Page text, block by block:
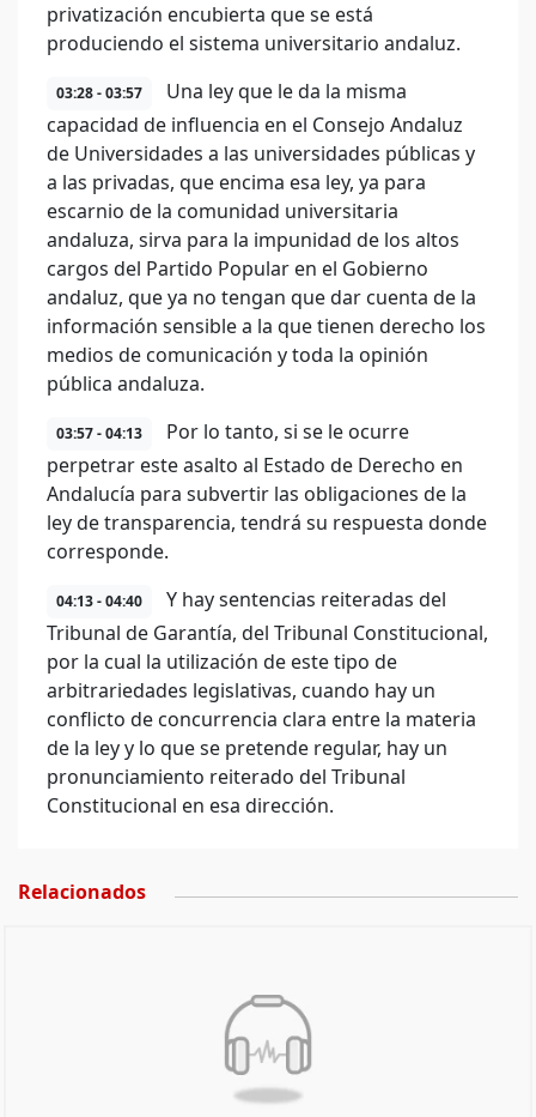
privatización encubierta que se está
produciendo el sistema universitario andaluz.
03:28 - 03:57
Una ley que le da la misma
capacidad de influencia en el Consejo Andaluz
de Universidades a las universidades públicas y
a las privadas, que encima esa ley, ya para
escarnio de la comunidad universitaria
andaluza, sirva para la impunidad de los altos
cargos del Partido Popular en el Gobierno
andaluz, que ya no tengan que dar cuenta de la
información sensible a la que tienen derecho los
medios de comunicación y toda la opinión
pública andaluza.
03:57 - 04:13
Por lo tanto, si se le ocurre
perpetrar este asalto al Estado de Derecho en
Andalucía para subvertir las obligaciones de la
ley de transparencia, tendrá su respuesta donde
corresponde.
04:13 - 04:40
Y hay sentencias reiteradas del
Tribunal de Garantía, del Tribunal Constitucional,
por la cual la utilización de este tipo de
arbitrariedades legislativas, cuando hay un
conflicto de concurrencia clara entre la materia
de la ley y lo que se pretende regular, hay un
pronunciamiento reiterado del Tribunal
Constitucional en esa dirección.
Relacionados